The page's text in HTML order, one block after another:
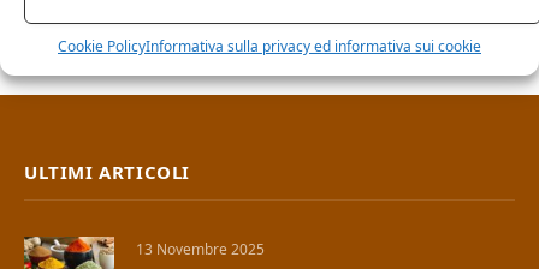
Cookie PolicyInformativa sulla privacy ed informativa sui cookie
ULTIMI ARTICOLI
13 Novembre 2025